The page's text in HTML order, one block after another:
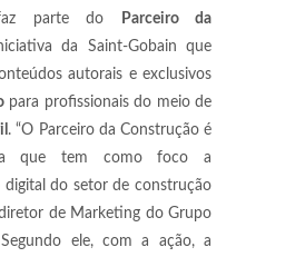
parte do
Parceiro da
da Saint-Gobain que
autorais e exclusivos
para profissionais do meio de
. “O Parceiro da Construção é
que tem como foco a
digital do setor de construção
de Marketing do Grupo
Segundo ele, com a ação, a